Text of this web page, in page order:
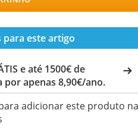
este artigo
e até 1500€ de
por apenas 8,90€/ano.
adicionar este produto na